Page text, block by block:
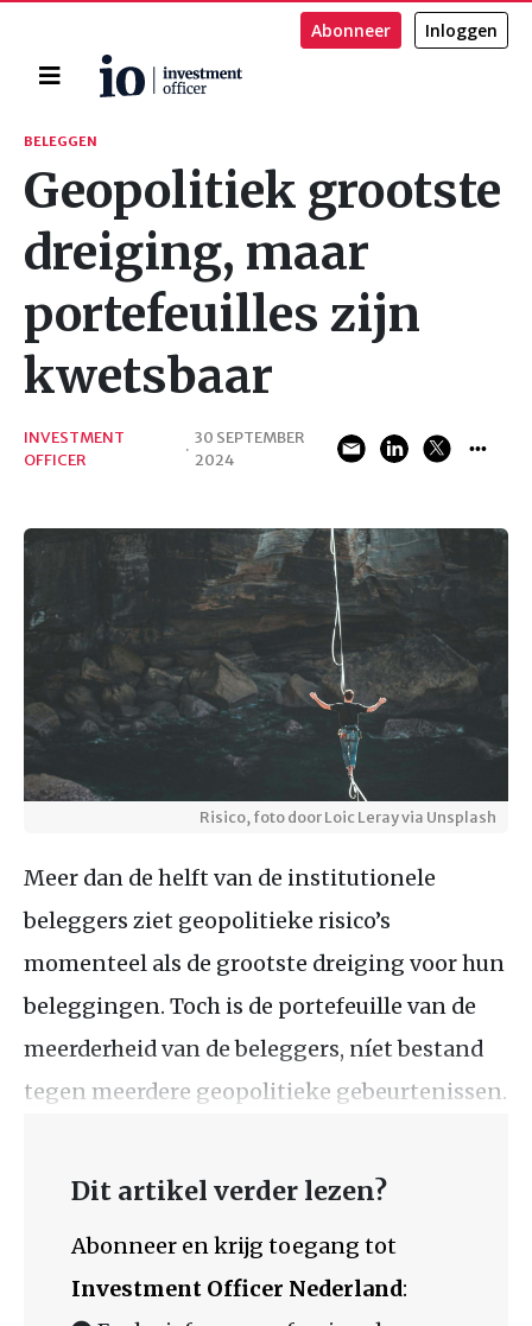
Home
Abonneer Inloggen
Zoeken
BELEGGEN
Geopolitiek grootste
dreiging, maar
portefeuilles zijn
kwetsbaar
INVESTMENT
OFFICER
·
30 SEPTEMBER
2024
Risico, foto door Loic Leray via Unsplash
Meer dan de helft van de institutionele
beleggers ziet geopolitieke risico’s
momenteel als de grootste dreiging voor hun
beleggingen. Toch is de portefeuille van de
meerderheid van de beleggers, níet bestand
tegen meerdere geopolitieke gebeurtenissen.
Dit artikel verder lezen?
Abonneer en krijg toegang tot
Investment Officer Nederland: